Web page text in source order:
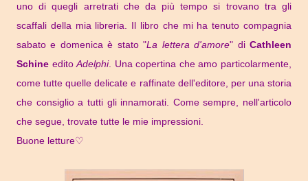
uno di quegli arretrati che da più tempo si trovano tra gli
scaffali della mia libreria. Il libro che mi ha tenuto compagnia
sabato e domenica è stato "La lettera d'amore" diCathleen
Schine editoAdelphi. Una copertina che amo particolarmente,
come tutte quelle delicate e raffinate dell'editore, per una storia
che consiglio a tutti gli innamorati. Come sempre, nell'articolo
che segue, trovate tutte le mie impressioni.
Buone letture♡